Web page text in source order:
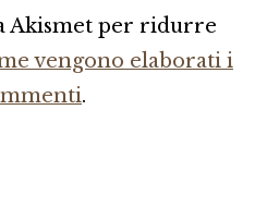
Akismet per ridurre
vengono elaborati i
.